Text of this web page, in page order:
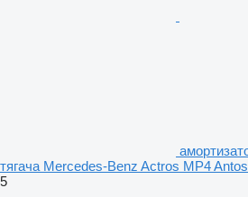
тягача Mercedes-Benz Actros MP4
5